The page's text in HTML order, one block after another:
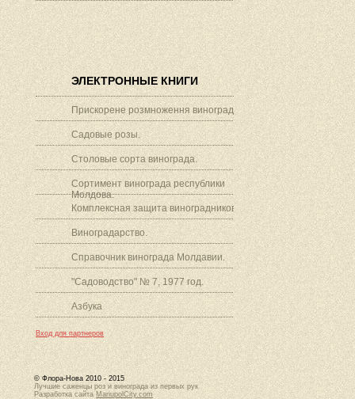
ЭЛЕКТРОННЫЕ КНИГИ
Прискорене розмноження винограду.
Садовые розы.
Столовые сорта винограда.
Сортимент винограда республики
Молдова.
Комплексная защита виноградников.
Виноградарство.
Справочник винограда Молдавии.
"Садоводство" № 7, 1977 год.
Азбука
Вход для партнеров
© Флора-Нова 2010 - 2015
Лучшие саженцы роз и винограда из первых рук
Разработка сайта MariupolCity.com